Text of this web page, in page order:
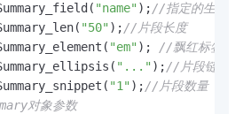
"name" );//指定的生效的
"50" );//片段长度
"em" ); //飘红标签
"..." );//片段链接符
"1" );//片段数量
对象参数